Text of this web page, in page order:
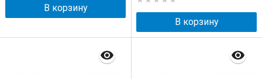
В корзину
В корзину